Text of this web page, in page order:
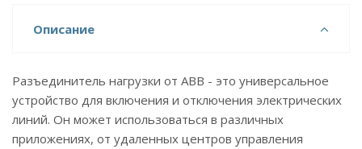
Описание
Разъединитель нагрузки от ABB - это универсальное
устройство для включения и отключения электрических
линий. Он может использоваться в различных
приложениях, от удаленных центров управления